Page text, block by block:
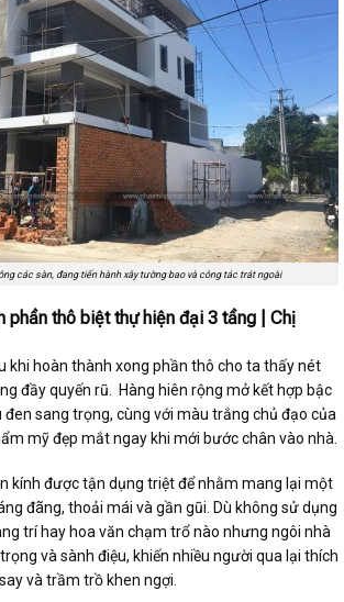
các sàn, đang tiến hành xây tường bao và công tác trát ngoài
phần thô biệt thự hiện đại 3 tầng | Chị
khi hoàn thành xong phần thô cho ta thấy nét
đầy quyến rũ. Hàng hiên rộng mở kết hợp bậc
sang trọng, cùng với màu trắng chủ đạo của
mỹ đẹp mắt ngay khi mới bước chân vào nhà.
kính được tận dụng triệt để nhằm mang lại một
đãng, thoải mái và gần gũi. Dù không sử dụng
trí hay hoa văn chạm trổ nào nhưng ngôi nhà
và sành điệu, khiến nhiều người qua lại thích
và trầm trồ khen ngợi.